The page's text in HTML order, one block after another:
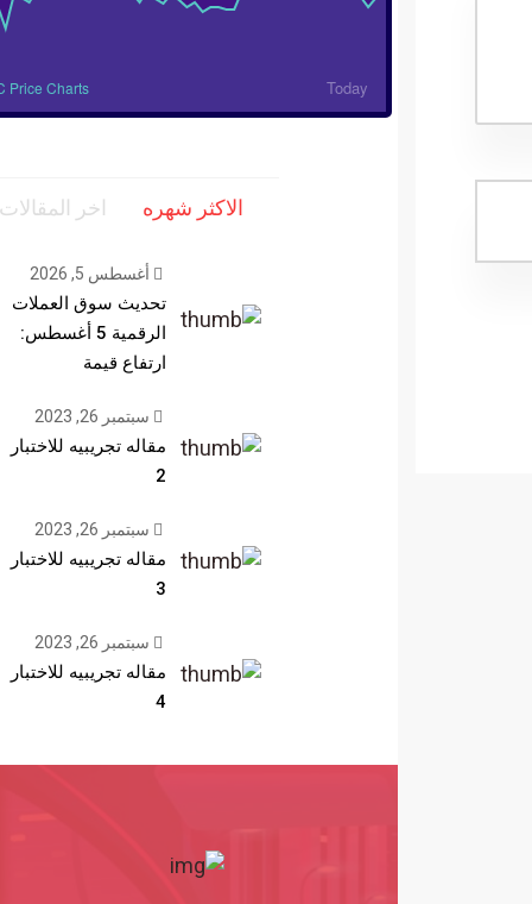
Price Charts Today
الاكثر شهره اخر
أغسطس 5, 2026
تحديث سوق العملات
الرقمية 5 أغسطس:
ارتفاع قيمة
سبتمبر 26, 2023
مقاله تجريبيه للاختبار
2
سبتمبر 26, 2023
مقاله تجريبيه للاختبار
3
سبتمبر 26, 2023
مقاله تجريبيه للاختبار
4